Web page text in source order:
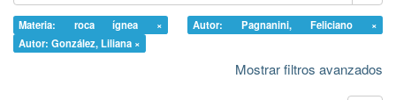
Materia: roca ígnea ×
Autor: Pagnanini, Feliciano ×
Autor: González, Liliana ×
Mostrar filtros avanzados